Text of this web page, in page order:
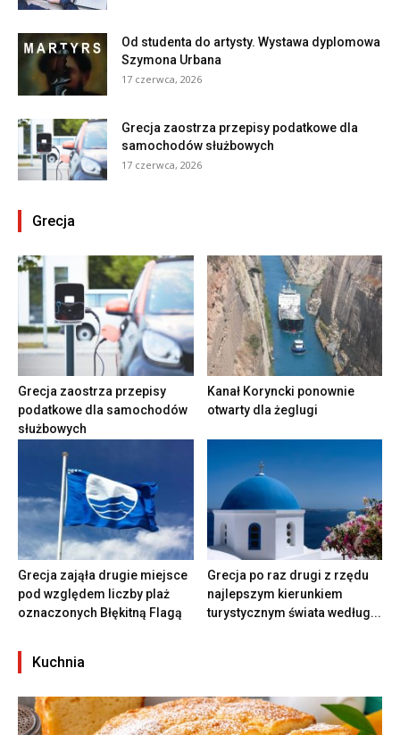
Od studenta do artysty. Wystawa dyplomowa
Szymona Urbana
17 czerwca, 2026
Grecja zaostrza przepisy podatkowe dla
samochodów służbowych
17 czerwca, 2026
Grecja
Grecja zaostrza przepisy
podatkowe dla samochodów
służbowych
Kanał Koryncki ponownie
otwarty dla żeglugi
Grecja zająła drugie miejsce
pod względem liczby plaż
oznaczonych Błękitną Flagą
Grecja po raz drugi z rzędu
najlepszym kierunkiem
turystycznym świata według...
Kuchnia